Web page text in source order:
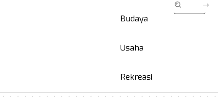
Budaya
Usaha
Rekreasi